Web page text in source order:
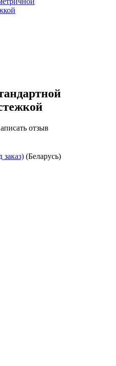
отзыв
заказ) (Беларусь)